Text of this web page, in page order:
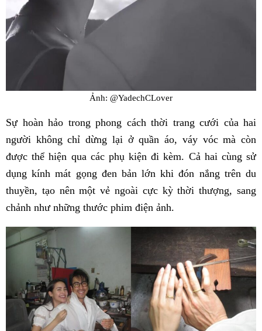
Ảnh: @YadechCLover
Sự hoàn hảo trong phong cách thời trang cưới của hai
người không chỉ dừng lại ở quần áo, váy vóc mà còn
được thể hiện qua các phụ kiện đi kèm. Cả hai cùng sử
dụng kính mát gọng đen bản lớn khi đón nắng trên du
thuyền, tạo nên một vẻ ngoài cực kỳ thời thượng, sang
chảnh như những thước phim điện ảnh.